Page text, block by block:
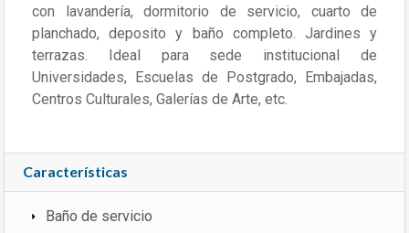
con lavandería, dormitorio de servicio, cuarto de
planchado, deposito y baño completo. Jardines y
terrazas. Ideal para sede institucional de
Universidades, Escuelas de Postgrado, Embajadas,
Centros Culturales, Galerías de Arte, etc.
Características
Baño de servicio